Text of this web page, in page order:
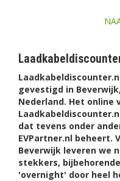
gevestigd in
Nederland. Het online
dat tevens onder
EVPartner.nl beheert.
Beverwijk leveren we
stekkers,
'overnight' door heel